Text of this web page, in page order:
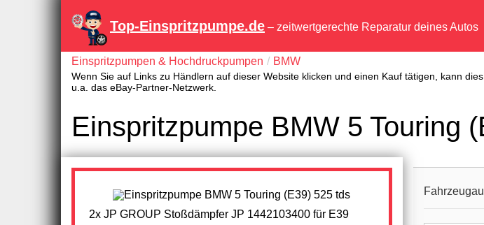
Top-Einspritzpumpe.de – zeitwertgerechte Reparatur deines Autos
Einspritzpumpen & Hochdruckpumpen BMW
Wenn Sie auf Links zu Händlern auf dieser Website klicken und einen Kauf tätigen, kann
u.a. das eBay-Partner-Netzwerk.
Einspritzpumpe BMW 5 Touring
2x JP GROUP Stoßdämpfer JP 1442103400 für E39